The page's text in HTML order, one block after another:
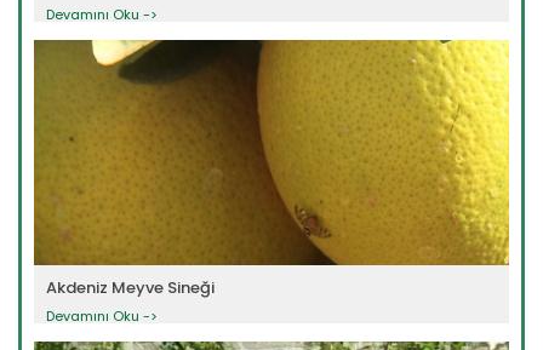
Devamını Oku ->
Akdeniz Meyve Sineği
Devamını Oku ->